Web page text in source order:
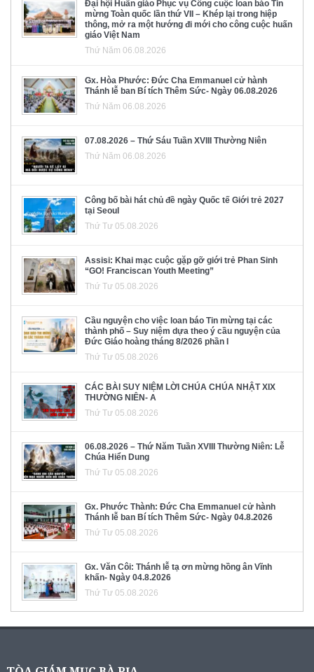
Đại hội Huấn giáo Phục vụ Công cuộc loan báo Tin
mừng Toàn quốc lần thứ VII – Khép lại trong hiệp
thông, mở ra một hướng đi mới cho công cuộc huấn
giáo Việt Nam
Thứ Năm 06.08.2026
Gx. Hòa Phước: Đức Cha Emmanuel cử hành
Thánh lễ ban Bí tích Thêm Sức- Ngày 06.08.2026
Thứ Năm 06.08.2026
07.08.2026 – Thứ Sáu Tuần XVIII Thường Niên
Thứ Năm 06.08.2026
Công bố bài hát chủ đề ngày Quốc tế Giới trẻ 2027
tại Seoul
Thứ Tư 05.08.2026
Assisi: Khai mạc cuộc gặp gỡ giới trẻ Phan Sinh
“GO! Franciscan Youth Meeting”
Thứ Tư 05.08.2026
Cầu nguyện cho việc loan báo Tin mừng tại các
thành phố – Suy niệm dựa theo ý cầu nguyện của
Đức Giáo hoàng tháng 8/2026 phần I
Thứ Tư 05.08.2026
CÁC BÀI SUY NIỆM LỜI CHÚA CHÚA NHẬT XIX
THƯỜNG NIÊN- A
Thứ Tư 05.08.2026
06.08.2026 – Thứ Năm Tuần XVIII Thường Niên: Lễ
Chúa Hiển Dung
Thứ Tư 05.08.2026
Gx. Phước Thành: Đức Cha Emmanuel cử hành
Thánh lễ ban Bí tích Thêm Sức- Ngày 04.8.2026
Thứ Tư 05.08.2026
Gx. Văn Côi: Thánh lễ tạ ơn mừng hồng ân Vĩnh
khấn- Ngày 04.8.2026
Thứ Tư 05.08.2026